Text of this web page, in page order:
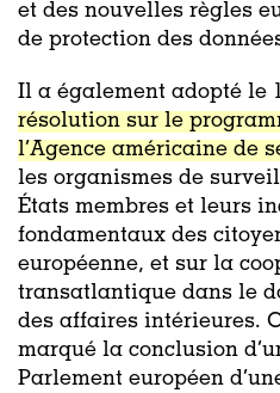
et des nouvelles règles
de protection des
Il a également adopté le
résolution sur le
l’Agence américaine de
les organismes de
États membres et leurs
fondamentaux des
européenne, et sur la
transatlantique dans le
des affaires intérieures.
marqué la conclusion
Parlement européen